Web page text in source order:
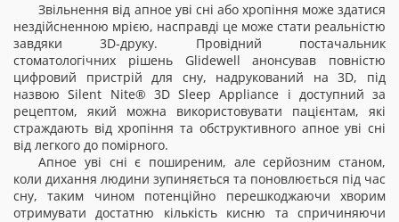
Звільнення від апное уві сні або хропіння може здатися
нездійсненною мрією, насправді це може стати реальністю
завдяки 3D-друку. Провідний постачальник
стоматологічних рішень Glidewell анонсував повністю
цифровий пристрій для сну, надрукований на 3D, під
назвою Silent Nite® 3D Sleep Appliance і доступний за
рецептом, який можна використовувати пацієнтам, які
страждають від хропіння та обструктивного апное уві сні
від легкого до помірного.
Апное уві сні є поширеним, але серйозним станом,
коли дихання людини зупиняється та поновлюється під час
сну, таким чином потенційно перешкоджаючи хворим
отримувати достатню кількість кисню та спричиняючи